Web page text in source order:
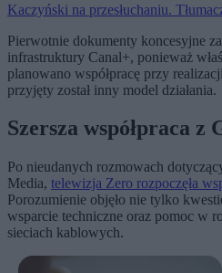
Kaczyński na przesłuchaniu.
Pierwotnie dokumenty koncesyjne
infrastruktury Canal+, ponieważ
planowano współpracę przy
przyjęty został inny model działania.
Szersza współpraca z
Po nieudanych rozmowach
Media, telewizja Zero rozpoczęła
Porozumienie objęło nie tylko
wsparcie techniczne oraz pomoc w
sieciach kablowych.